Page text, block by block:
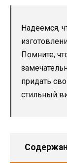
Надеемся,
Помните,
придать
стильный